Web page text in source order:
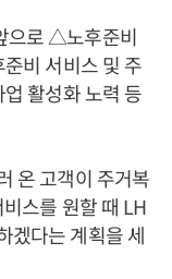
으로 △노후준비
비 서비스 및 주
활성화 노력 등
온 고객이 주거복
스를 원할 때 LH
겠다는 계획을 세